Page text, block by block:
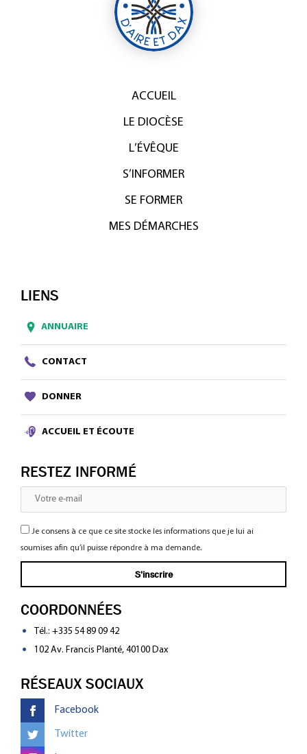
ACCUEIL
LE DIOCÈSE
L’ÉVÊQUE
S’INFORMER
SE FORMER
MES DÉMARCHES
LIENS
ANNUAIRE
CONTACT
DONNER
ACCUEIL ET ÉCOUTE
RESTEZ INFORMÉ
Je consens à ce que ce site stocke les informations que je lui ai
soumises afin qu’il puisse répondre à ma demande.
COORDONNÉES
Tél.: +335 54 89 09 42
102 Av. Francis Planté, 40100 Dax
RÉSEAUX SOCIAUX
Facebook
Twitter